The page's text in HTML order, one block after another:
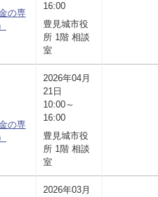
の専
16:00
豊見城市役
所 1階 相談
室
の専
2026年04月
21日
10:00～
16:00
豊見城市役
所 1階 相談
室
2026年03月